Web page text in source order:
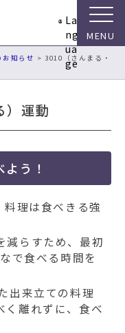
La
ng
ua
ge
知らせ > 3010（さんまる・
）運動
う！
理は食べきる強
減らすため、最初
で食べる時間を
出来立ての料理
く離れずに、食べ